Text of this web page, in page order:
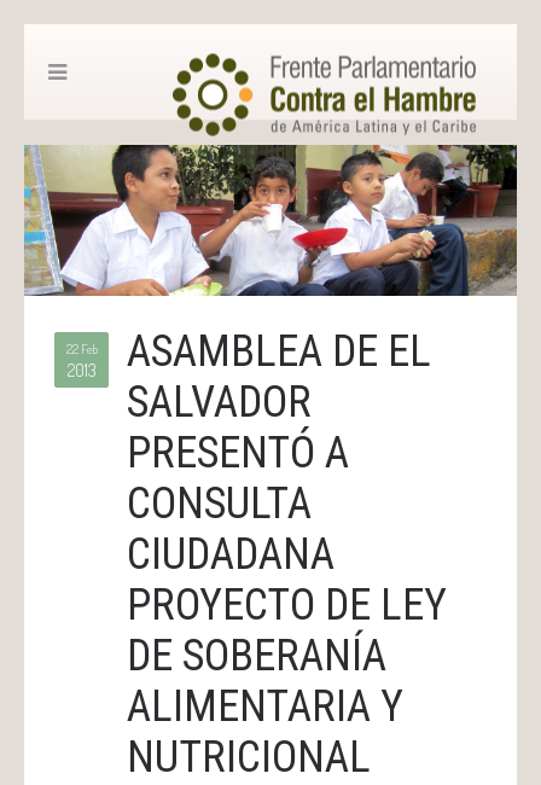
22 Feb
2013
ASAMBLEA DE EL
SALVADOR
PRESENTÓ A
CONSULTA
CIUDADANA
PROYECTO DE LEY
DE SOBERANÍA
ALIMENTARIA Y
NUTRICIONAL